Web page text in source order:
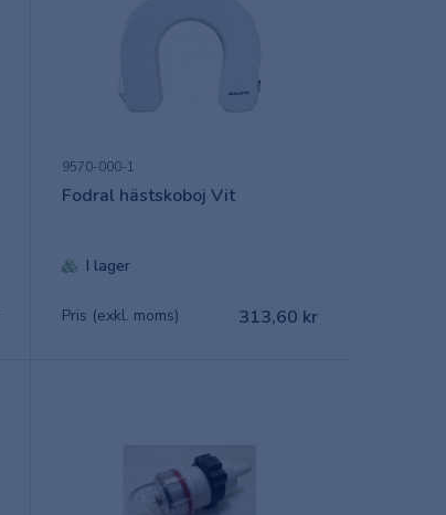
9570-000-1
Fodral hästskoboj Vit
I lager
Pris (exkl. moms) 313,60 kr